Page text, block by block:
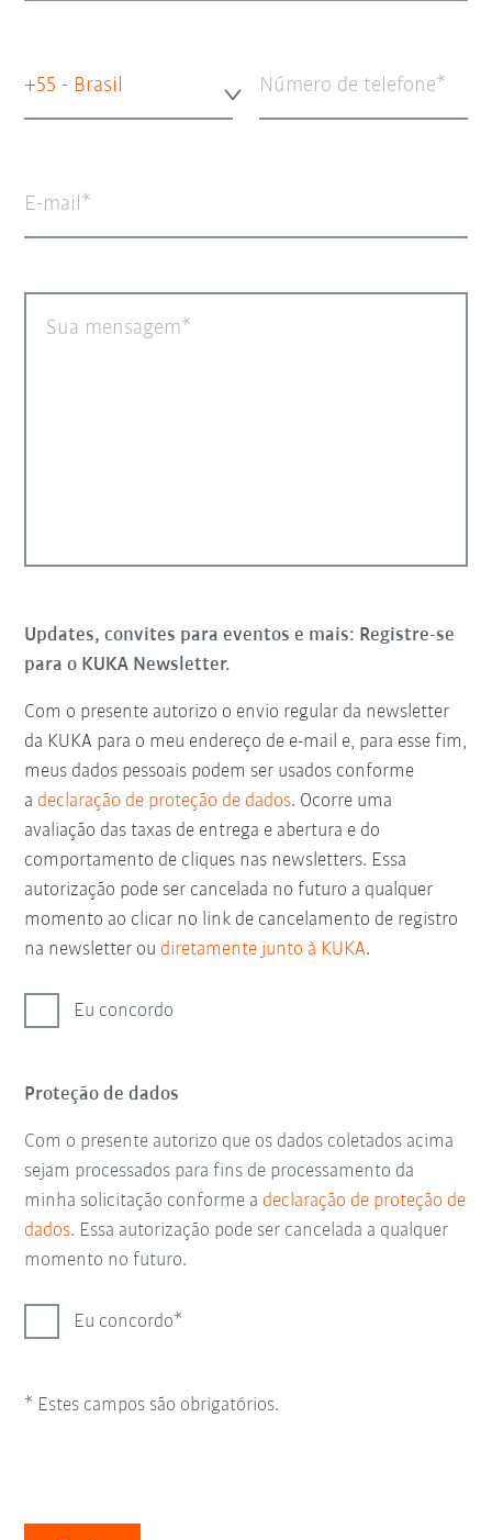
+55 - Brasil Número de telefone
E-mail
Sua mensagem
Updates, convites para eventos e mais: Registre-se
para o KUKA Newsletter.
Com o presente autorizo o envio regular da newsletter
da KUKA para o meu endereço de e-mail e, para esse fim,
meus dados pessoais podem ser usados conforme
a declaração de proteção de dados. Ocorre uma
avaliação das taxas de entrega e abertura e do
comportamento de cliques nas newsletters. Essa
autorização pode ser cancelada no futuro a qualquer
momento ao clicar no link de cancelamento de registro
na newsletter ou diretamente junto à KUKA.
Eu concordo
Proteção de dados
Com o presente autorizo que os dados coletados acima
sejam processados para fins de processamento da
minha solicitação conforme a declaração de proteção de
dados. Essa autorização pode ser cancelada a qualquer
momento no futuro.
Eu concordo
* Estes campos são obrigatórios.